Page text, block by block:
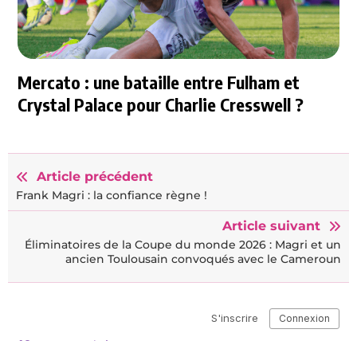
Mercato : une bataille entre Fulham et
Crystal Palace pour Charlie Cresswell ?
Article précédent
Frank Magri : la confiance règne !
Article suivant
Éliminatoires de la Coupe du monde 2026 : Magri et un
ancien Toulousain convoqués avec le Cameroun